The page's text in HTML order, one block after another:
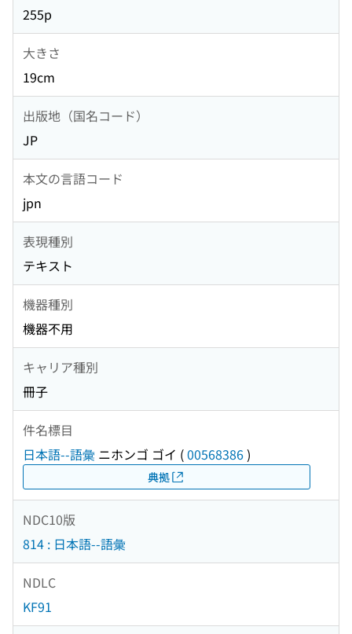
255p
大きさ
19cm
出版地（国名コード）
JP
本文の言語コード
jpn
表現種別
テキスト
機器種別
機器不用
キャリア種別
冊子
件名標目
日本語--語彙 ニホンゴ ゴイ (00568386)
典拠
NDC10版
814 : 日本語--語彙
NDLC
KF91